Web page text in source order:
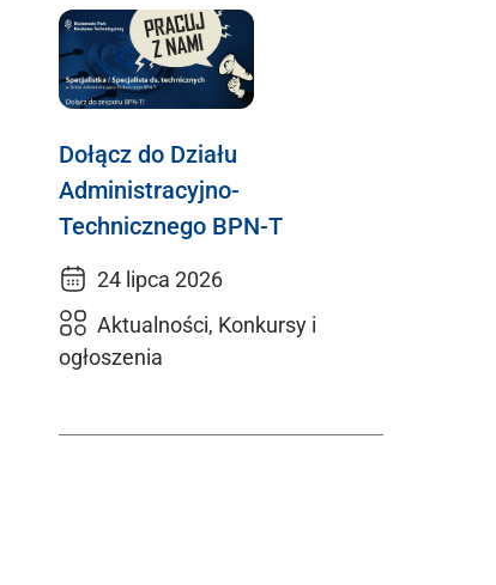
Dołącz do Działu
Administracyjno-
Technicznego BPN-T
24 lipca 2026
Aktualności, Konkursy i
ogłoszenia